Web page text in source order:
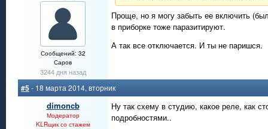
Сообщений: 32
Саров
3244 дня назад
Проще, но я могу забыть ее включить
в приборке тоже паразитируют.
А так все отключается. И ты не паришся.
#5 - 18 марта 2014, вторник
dimoncb
Модератор
KLRщик со стажем
Ну так схему в студию, какое реле, как
подробностями..